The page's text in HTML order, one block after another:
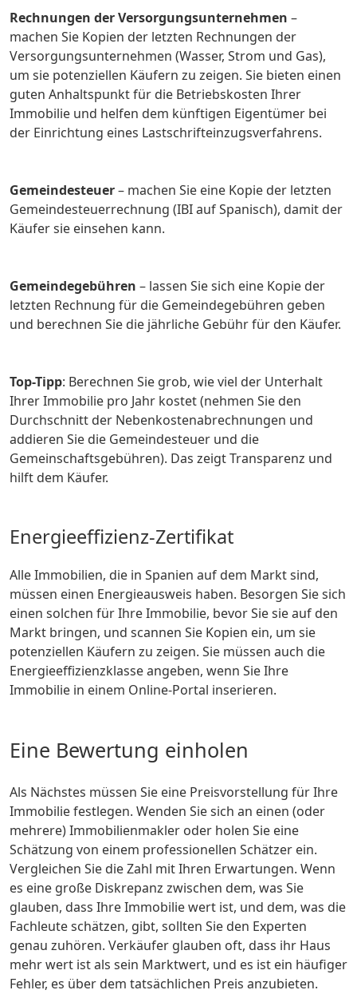
Rechnungen der Versorgungsunternehmen –
machen Sie Kopien der letzten Rechnungen der
Versorgungsunternehmen (Wasser, Strom und Gas),
um sie potenziellen Käufern zu zeigen. Sie bieten einen
guten Anhaltspunkt für die Betriebskosten Ihrer
Immobilie und helfen dem künftigen Eigentümer bei
der Einrichtung eines Lastschrifteinzugsverfahrens.
Gemeindesteuer– machen Sie eine Kopie der letzten
Gemeindesteuerrechnung (IBI auf Spanisch), damit der
Käufer sie einsehen kann.
Gemeindegebühren – lassen Sie sich eine Kopie der
letzten Rechnung für die Gemeindegebühren geben
und berechnen Sie die jährliche Gebühr für den Käufer.
Top-Tipp: Berechnen Sie grob, wie viel der Unterhalt
Ihrer Immobilie pro Jahr kostet (nehmen Sie den
Durchschnitt der Nebenkostenabrechnungen und
addieren Sie die Gemeindesteuer und die
Gemeinschaftsgebühren). Das zeigt Transparenz und
hilft dem Käufer.
Energieeffizienz-Zertifikat
Alle Immobilien, die in Spanien auf dem Markt sind,
müssen einen Energieausweis haben. Besorgen Sie sich
einen solchen für Ihre Immobilie, bevor Sie sie auf den
Markt bringen, und scannen Sie Kopien ein, um sie
potenziellen Käufern zu zeigen. Sie müssen auch die
Energieeffizienzklasse angeben, wenn Sie Ihre
Immobilie in einem Online-Portal inserieren.
Eine Bewertung einholen
Als Nächstes müssen Sie eine Preisvorstellung für Ihre
Immobilie festlegen. Wenden Sie sich an einen (oder
mehrere) Immobilienmakler oder holen Sie eine
Schätzung von einem professionellen Schätzer ein.
Vergleichen Sie die Zahl mit Ihren Erwartungen. Wenn
es eine große Diskrepanz zwischen dem, was Sie
glauben, dass Ihre Immobilie wert ist, und dem, was die
Fachleute schätzen, gibt, sollten Sie den Experten
genau zuhören. Verkäufer glauben oft, dass ihr Haus
mehr wert ist als sein Marktwert, und es ist ein häufiger
Fehler, es über dem tatsächlichen Preis anzubieten.